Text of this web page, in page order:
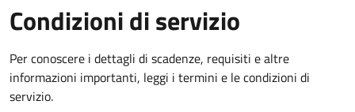
Condizioni di servizio
Per conoscere i dettagli di scadenze, requisiti e altre
informazioni importanti, leggi i termini e le condizioni di
servizio.